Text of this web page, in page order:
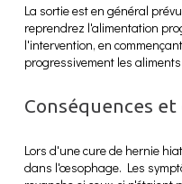
La sortie est en général
reprendrez l'alimentation
l'intervention, en
progressivement les
Conséquences
Lors d'une cure de hernie
dans l'œsophage. Les